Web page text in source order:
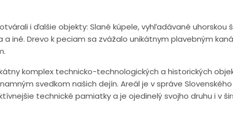
i ďalšie objekty: Slané kúpele, vyhľadávané
a iné. Drevo k peciam sa zvážalo unikátnym plavebným
komplex technicko-technologických a historických
svedkom našich dejín. Areál je v správe
technické pamiatky a je ojedinelý svojho druhu i v